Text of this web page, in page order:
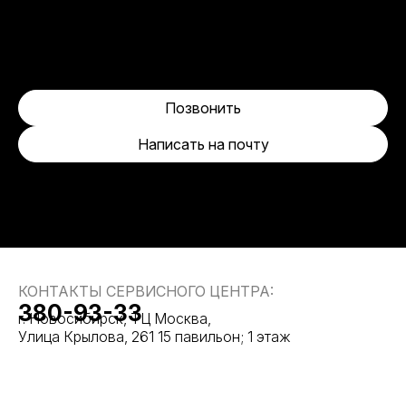
Написать на почту
Позвонить
КОНТАКТЫ СЕРВИСНОГО ЦЕНТРА:
г. Новосибирск, ТЦ Москва,
Улица Крылова, 261 15 павильон; 1 этаж
380-93-33